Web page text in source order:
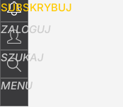
SUBSKRYBUJ
ZALOGUJ
SZUKAJ
MENU